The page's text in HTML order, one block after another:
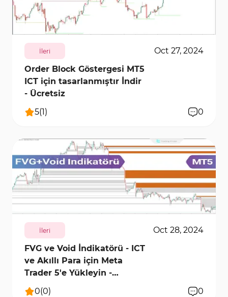
4775 28080 0
İleri
Oct 27, 2024
Order Block Göstergesi MT5
ICT için tasarlanmıştır İndir
- Ücretsiz
5(1) 0
1365 11520 0
İleri
Oct 28, 2024
FVG ve Void İndikatörü - ICT
ve Akıllı Para için Meta
Trader 5'e Yükleyin -
Ücretsiz - [TFlab]
0(0) 0